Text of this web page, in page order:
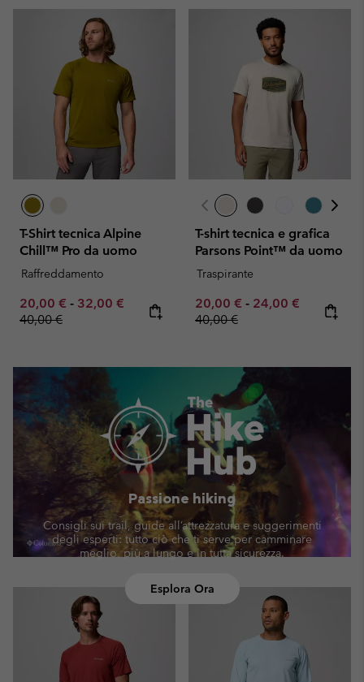
T-Shirt tecnica Alpine
Chill™ Pro da uomo
Raffreddamento
Minimum sale price:
20,00 € - Maximum sale price:
32,00 € Regular price:
40,00 €
T-shirt tecnica e grafica
Parsons Point™ da uomo
Traspirante
Minimum sale price:
20,00 € - Maximum sale
24,00 € Regular
40,00 €
Passione hiking
Consigli sui trail, guide all’attrezzatura e suggerimenti
degli esperti: tutto ciò che ti serve per camminare
meglio, più a lungo e in tutta sicurezza.
Esplora Ora